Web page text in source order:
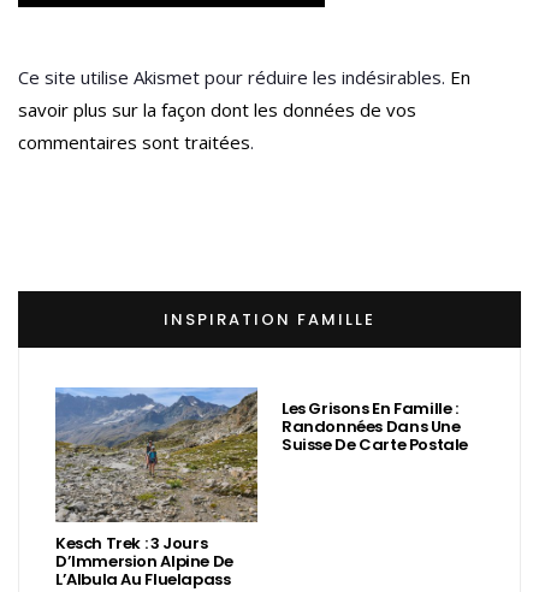
Ce site utilise Akismet pour réduire les indésirables. En
savoir plus sur la façon dont les données de vos
commentaires sont traitées.
INSPIRATION FAMILLE
Kesch Trek : 3 Jours
D’Immersion Alpine De
L’Albula Au Fluelapass
Les Grisons En Famille :
Randonnées Dans Une
Suisse De Carte Postale